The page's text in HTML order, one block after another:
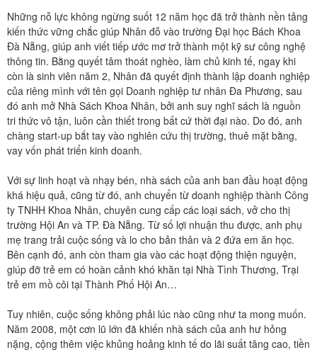
Những nỗ lực không ngừng suốt 12 năm học đã trở thành nền tảng
kiến thức vững chắc giúp Nhân đỗ vào trường Đại học Bách Khoa
Đà Nẵng, giúp anh viết tiếp ước mơ trở thành một kỹ sư công nghệ
thông tin. Bằng quyết tâm thoát nghèo, làm chủ kinh tế, ngay khi
còn là sinh viên năm 2, Nhân đã quyết định thành lập doanh nghiệp
của riêng mình với tên gọi Doanh nghiệp tư nhân Đa Phương, sau
đó anh mở Nhà Sách Khoa Nhân, bởi anh suy nghĩ sách là nguồn
tri thức vô tận, luôn cần thiết trong bất cứ thời đại nào. Do đó, anh
chàng start-up bắt tay vào nghiên cứu thị trường, thuê mặt bằng,
vay vốn phát triển kinh doanh.
Với sự linh hoạt và nhạy bén, nhà sách của anh ban đầu hoạt động
khá hiệu quả, cũng từ đó, anh chuyển từ doanh nghiệp thành Công
ty TNHH Khoa Nhân, chuyên cung cấp các loại sách, vở cho thị
trường Hội An và TP. Đà Nẵng. Từ số lợi nhuận thu được, anh phụ
mẹ trang trải cuộc sống và lo cho bản thân và 2 đứa em ăn học.
Bên cạnh đó, anh còn tham gia vào các hoạt động thiện nguyện,
giúp đỡ trẻ em có hoàn cảnh khó khăn tại Nhà Tình Thương, Trại
trẻ em mồ côi tại Thành Phố Hội An…
Tuy nhiên, cuộc sống không phải lúc nào cũng như ta mong muốn.
Năm 2008, một cơn lũ lớn đã khiến nhà sách của anh hư hỏng
nặng, cộng thêm việc khủng hoảng kinh tế do lãi suất tăng cao, tiền